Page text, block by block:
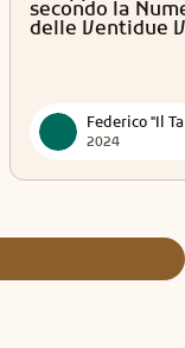
secondo la
delle Ventidue
2024